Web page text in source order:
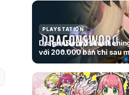
PLAYSTATION
DragonSword:
với 200.000 bản chỉ sau